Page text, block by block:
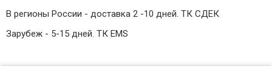
В регионы России - доставка 2 -10 дней. ТК СДЕК
Зарубеж - 5-15 дней. ТК EMS